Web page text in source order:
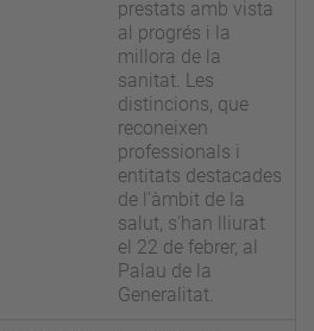
prestats amb vista
al progrés i la
millora de la
sanitat. Les
distincions, que
reconeixen
professionals i
entitats destacades
de l'àmbit de la
salut, s'han lliurat
el 22 de febrer, al
Palau de la
Generalitat.